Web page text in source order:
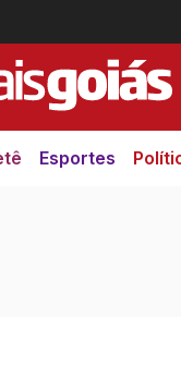
Esportes